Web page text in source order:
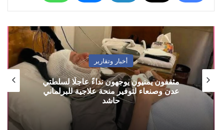
أخبار وتقارير
مثقفون يمنيون يوجهون نداءً عاجلًا لسلطتي
عدن وصنعاء لتوفير منحة علاجية للبرلماني
حاشد